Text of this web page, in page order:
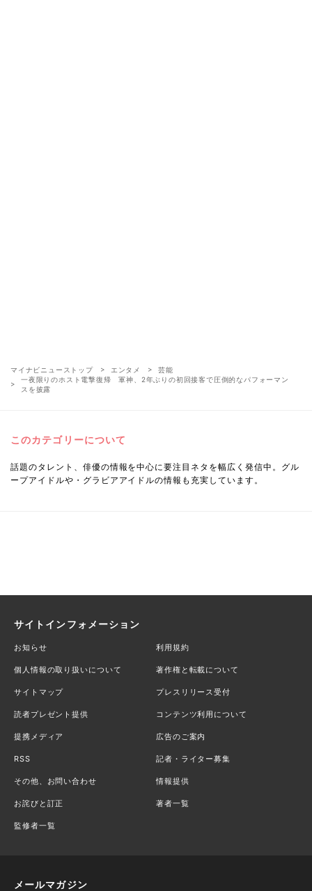
マイナビニューストップ エンタメ
芸能
一夜限りのホスト電撃復帰 軍神、2年ぶりの初回接客で圧倒的なパフォーマン
スを披露
このカテゴリーについて
話題のタレント、俳優の情報を中心に要注目ネタを幅広く発信中。グル
ープアイドルや・グラビアアイドルの情報も充実しています。
サイトインフォメーション
お知らせ 利用規約
個人情報の取り扱いについて 著作権と転載について
サイトマップ プレスリリース受付
読者プレゼント提供 コンテンツ利用について
提携メディア 広告のご案内
RSS 記者・ライター募集
その他、お問い合わせ 情報提供
お詫びと訂正 著者一覧
監修者一覧
メールマガジン